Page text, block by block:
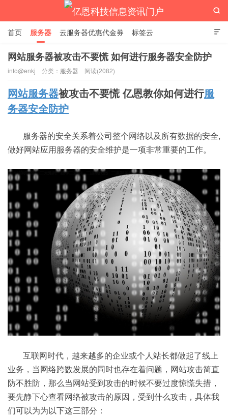

首页 服务器 云服务器优惠代金券 标签云

网站服务器被攻击不要慌 如何进行服务器安全防护
info@enkj 分类： 服务器 阅读(2082)
网站服务器被攻击不要慌 亿恩教你如何进行服
务器安全防护
服务器的安全关系着公司整个网络以及所有数据的安全,
做好网站应用服务器的安全维护是一项非常重要的工作。
互联网时代，越来越多的企业或个人站长都做起了线上
业务，当网络跨数发展的同时也存在着问题，网站攻击简直
防不胜防，那么当网站受到攻击的时候不要过度惊慌失措，
要先静下心查看网络被攻击的原因，受到什么攻击，具体我
们可以为为以下这三部分：